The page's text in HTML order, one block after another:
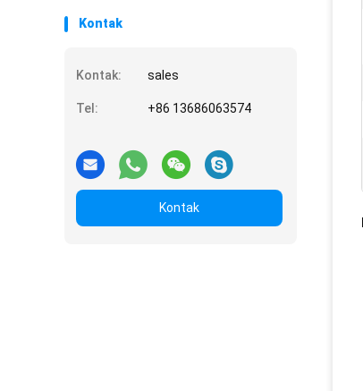
Kontak
Kontak: sales
Tel: +86 13686063574
Kontak